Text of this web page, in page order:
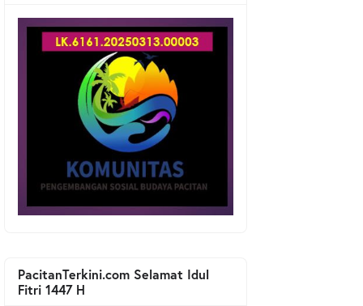
PacitanTerkini.com Selamat Idul
Fitri 1447 H